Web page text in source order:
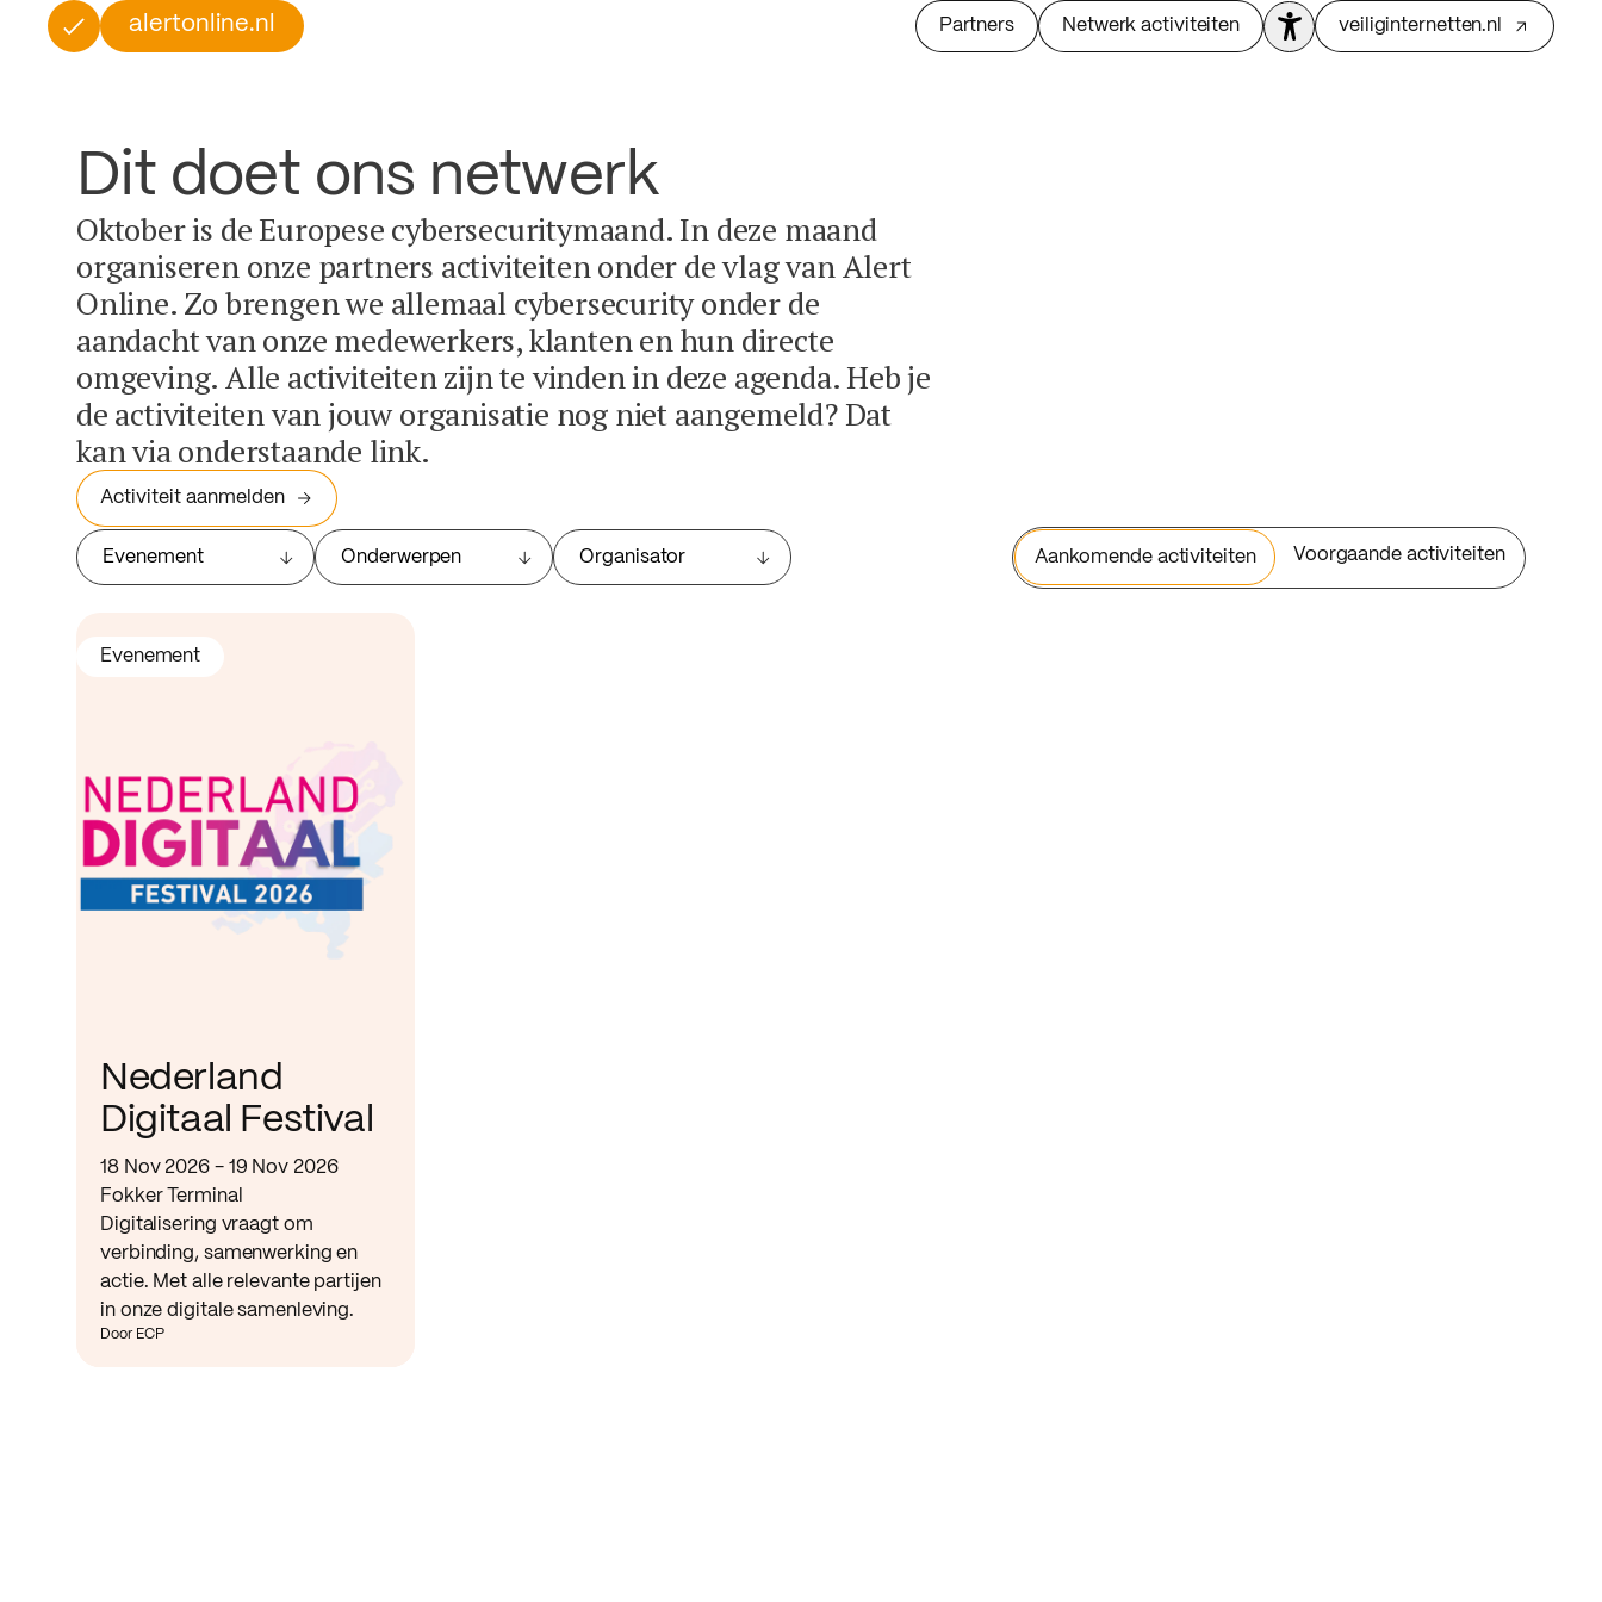
alertonline.nl Partners Netwerk activiteiten veiliginternetten.nl
Dit doet ons netwerk
Oktober is de Europese cybersecuritymaand. In deze maand
organiseren onze partners activiteiten onder de vlag van Alert
Online. Zo brengen we allemaal cybersecurity onder de
aandacht van onze medewerkers, klanten en hun directe
omgeving. Alle activiteiten zijn te vinden in deze agenda. Heb je
de activiteiten van jouw organisatie nog niet aangemeld? Dat
kan via onderstaande link.
Activiteit aanmelden
Evenement Onderwerpen Organisator Aankomende activiteiten Voorgaande activiteiten
Nederland
Digitaal Festival
18 Nov 2026 - 19 Nov 2026
Fokker Terminal
Digitalisering vraagt om
verbinding, samenwerking en
actie. Met alle relevante partijen
in onze digitale samenleving.
Door ECP
Evenement